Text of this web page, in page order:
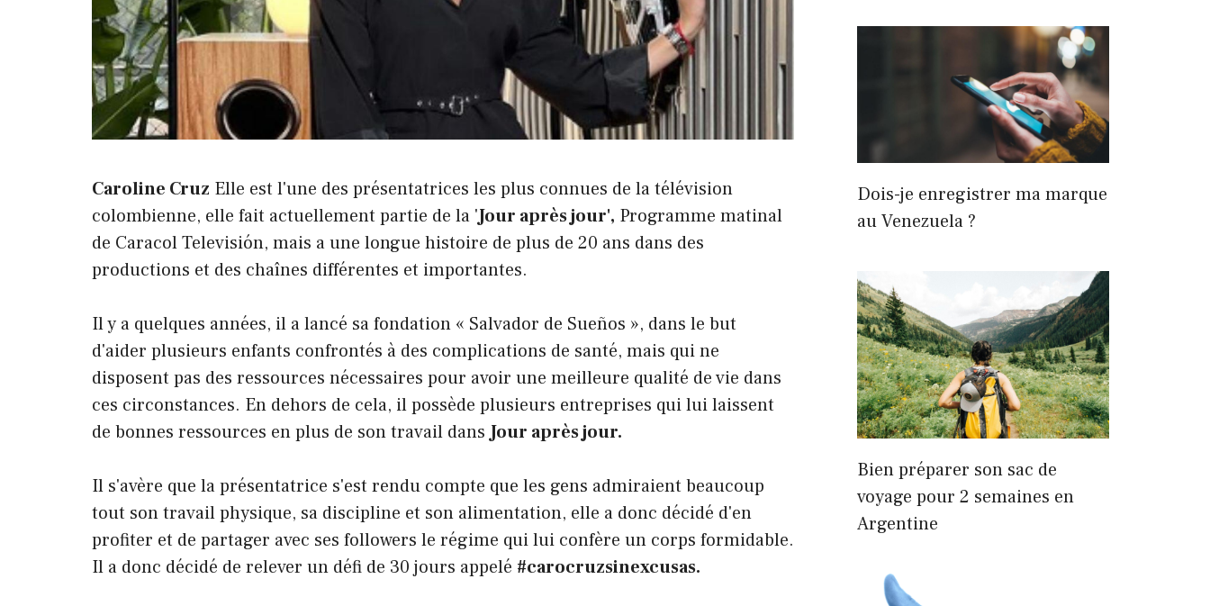
Caroline Cruz Elle est l'une des présentatrices les plus connues de la télévision
colombienne, elle fait actuellement partie de la 'Jour après jour', Programme matinal
de Caracol Televisión, mais a une longue histoire de plus de 20 ans dans des
productions et des chaînes différentes et importantes.
Il y a quelques années, il a lancé sa fondation « Salvador de Sueños », dans le but
d'aider plusieurs enfants confrontés à des complications de santé, mais qui ne
disposent pas des ressources nécessaires pour avoir une meilleure qualité de vie dans
ces circonstances. En dehors de cela, il possède plusieurs entreprises qui lui laissent
de bonnes ressources en plus de son travail dansJour après jour.
Il s'avère que la présentatrice s'est rendu compte que les gens admiraient beaucoup
tout son travail physique, sa discipline et son alimentation, elle a donc décidé d'en
profiter et de partager avec ses followers le régime qui lui confère un corps formidable.
Il a donc décidé de relever un défi de 30 jours appelé #carocruzsinexcusas.
Dois-je enregistrer ma marque
au Venezuela ?
Bien préparer son sac de
voyage pour 2 semaines en
Argentine